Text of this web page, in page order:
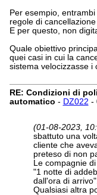
Per esempio,
regole di
E per questo, non
Quale obiettivo
quei casi in cui la
sistema velocizzasse i
RE: Condizioni di
automatico - DZ022 -
(01-08-2023,
sbattuto una
cliente che
preteso di non
Le compagnie
"1 notte di
dall'ora di
Qualsiasi altra